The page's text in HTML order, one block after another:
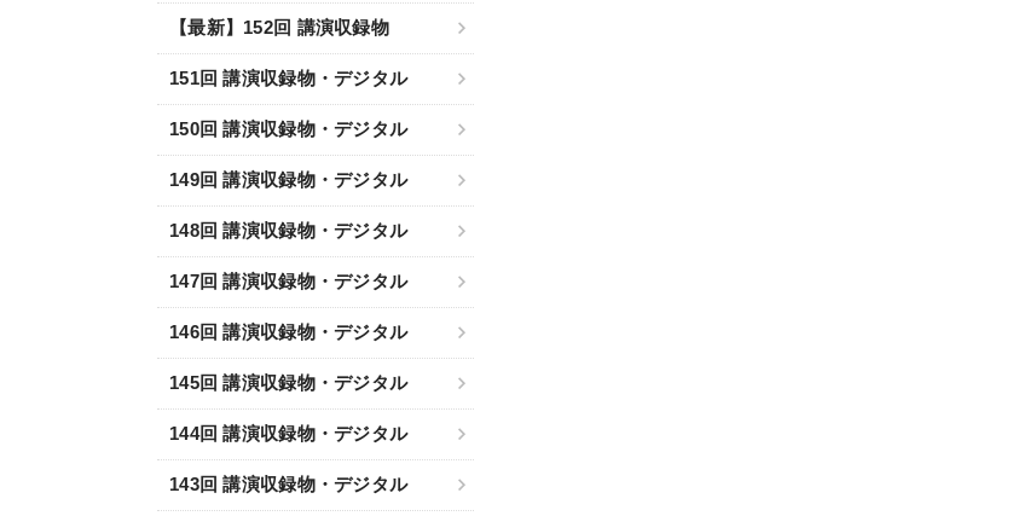
【最新】152回 講演収録物
151回 講演収録物・デジタル
150回 講演収録物・デジタル
149回 講演収録物・デジタル
148回 講演収録物・デジタル
147回 講演収録物・デジタル
146回 講演収録物・デジタル
145回 講演収録物・デジタル
144回 講演収録物・デジタル
143回 講演収録物・デジタル